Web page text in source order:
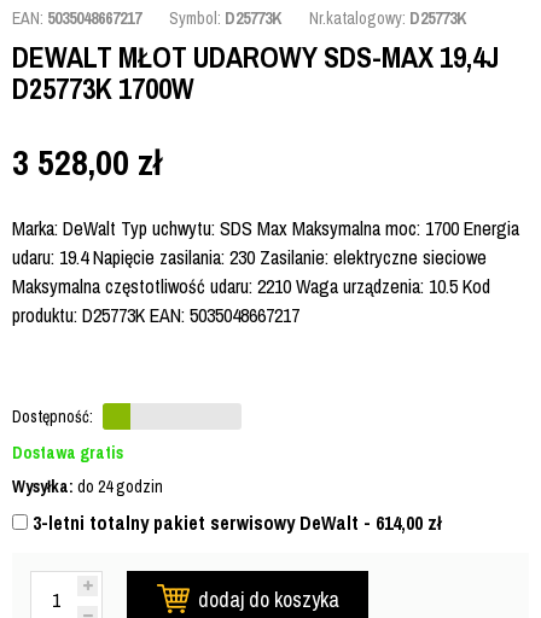
EAN: 5035048667217 Symbol: D25773K Nr.katalogowy: D25773K
DEWALT MŁOT UDAROWY SDS-MAX 19,4J
D25773K 1700W
3 528,00 zł
Marka: DeWalt Typ uchwytu: SDS Max Maksymalna moc: 1700 Energia
udaru: 19.4 Napięcie zasilania: 230 Zasilanie: elektryczne sieciowe
Maksymalna częstotliwość udaru: 2210 Waga urządzenia: 10.5 Kod
produktu: D25773K EAN: 5035048667217
Dostępność:
Dostawa gratis
Wysyłka: do 24 godzin
3-letni totalny pakiet serwisowy DeWalt - 614,00 zł
dodaj do koszyka